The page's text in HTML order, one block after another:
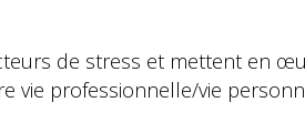
de stress et mettent en
vie professionnelle/vie